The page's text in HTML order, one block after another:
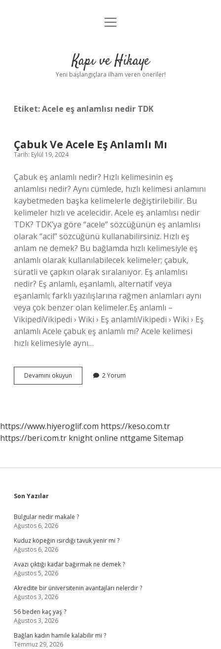
Anasayfa
Yasal Uyarı
menüyü
Kapı ve Hikaye
Yeni başlangıçlara ilham veren öneriler!
Etiket:Acele eş anlamlısı nedir TDK
Çabuk Ve Acele Eş Anlamlı Mı
Tarih: Eylül 19, 2024
Çabuk eş anlamlı nedir? Hızlı kelimesinin eş
anlamlısı nedir? Aynı cümlede, hızlı kelimesi anlamını
kaybetmeden başka kelimelerle değiştirilebilir. Bu
kelimeler hızlı ve acelecidir. Acele eş anlamlısı nedir
TDK? TDK’ya göre “acele” sözcüğünün eş anlamlısı
olarak “acil” sözcüğünü kullanabilirsiniz. Hızlı eş
anlam ne demek? Bu bağlamda hızlı kelimesiyle eş
anlamlı olarak kullanılabilecek kelimeler; çabuk,
süratli ve çapkın olarak sıralanıyor. Eş anlamlısı
nedir? Eş anlamlı, eşanlamlı, alternatif veya
eşanlamlı; farklı yazılışlarına rağmen anlamları aynı
veya çok benzer olan kelimeler.Eş anlamlı –
VikipediVikipedi › Wiki › Eş anlamlıVikipedi › Wiki › Eş
anlamlı Acele çabuk eş anlamlı mı? Acele kelimesi
hızlı kelimesiyle aynı…
Devamını okuyun
Ve
2 Yorum
https://www.hiyeroglif.com https://keso.com.tr
https://beri.com.tr knight online nttgame Sitemap
Sidebar
Son Yazılar
Bulgular nedir makale ?
Ağustos 6, 2026
Kuduz köpeğin ısırdığı tavuk yenir mi ?
Ağustos 6, 2026
Avazı çıktığı kadar bağırmak ne demek ?
Ağustos 5, 2026
Akredite bir üniversitenin avantajları nelerdir ?
Ağustos 3, 2026
56 beden kaç yaş ?
Ağustos 3, 2026
Bağlan kadın hamile kalabilir mi ?
Temmuz 29, 2026